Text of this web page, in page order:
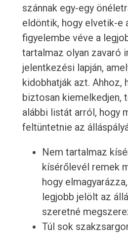
szánnak egy-egy
eldöntik, hogy elvetik-e
figyelembe véve a
tartalmaz olyan zavaró
jelentkezési lapján,
kidobhatják azt. Ahhoz,
biztosan kiemelkedjen,
alábbi listát arról, hogy
feltüntetnie az
Nem tartalmaz
kísérőlevél remek
hogy
legjobb jelölt az
szeretné
Túl sok